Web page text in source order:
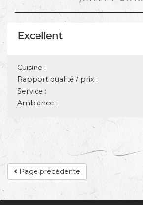
Excellent
Cuisine :
Rapport qualité / prix :
Service :
Ambiance :
Page précédente